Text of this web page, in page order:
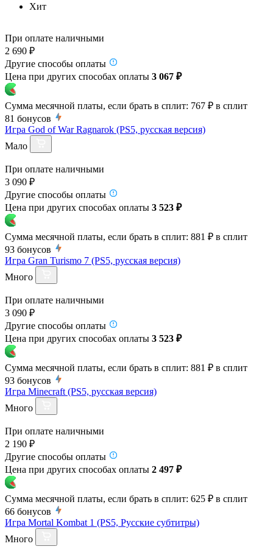
Хит
При оплате наличными
2 690 ₽
Другие способы оплаты
Цена при других способах оплаты 3 067 ₽
Сумма месячной платы, если брать в сплит: 767 ₽ в сплит
81 бонусов
Игра God of War Ragnarok (PS5, русская версия)
Мало
При оплате наличными
3 090 ₽
Другие способы оплаты
Цена при других способах оплаты 3 523 ₽
Сумма месячной платы, если брать в сплит: 881 ₽ в сплит
93 бонусов
Игра Gran Turismo 7 (PS5, русская версия)
Много
При оплате наличными
3 090 ₽
Другие способы оплаты
Цена при других способах оплаты 3 523 ₽
Сумма месячной платы, если брать в сплит: 881 ₽ в сплит
93 бонусов
Игра Minecraft (PS5, русская версия)
Много
При оплате наличными
2 190 ₽
Другие способы оплаты
Цена при других способах оплаты 2 497 ₽
Сумма месячной платы, если брать в сплит: 625 ₽ в сплит
66 бонусов
Игра Mortal Kombat 1 (PS5, Русские субтитры)
Много